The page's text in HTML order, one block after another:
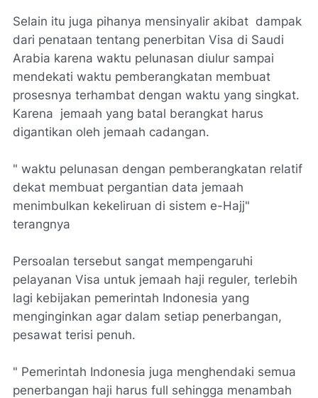
Selain itu juga pihanya mensinyalir akibat dampak
dari penataan tentang penerbitan Visa di Saudi
Arabia karena waktu pelunasan diulur sampai
mendekati waktu pemberangkatan membuat
prosesnya terhambat dengan waktu yang singkat.
Karena jemaah yang batal berangkat harus
digantikan oleh jemaah cadangan.
" waktu pelunasan dengan pemberangkatan relatif
dekat membuat pergantian data jemaah
menimbulkan kekeliruan di sistem e-Hajj"
terangnya
Persoalan tersebut sangat mempengaruhi
pelayanan Visa untuk jemaah haji reguler, terlebih
lagi kebijakan pemerintah Indonesia yang
menginginkan agar dalam setiap penerbangan,
pesawat terisi penuh.
" Pemerintah Indonesia juga menghendaki semua
penerbangan haji harus full sehingga menambah